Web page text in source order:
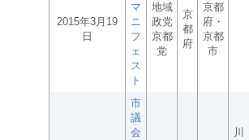
2015年3月19
日
マ
ニ
フ
ェ
ス
ト
地域
政党
京都
党
京
都
府
京都
府・
京都
市
市
議
会
川